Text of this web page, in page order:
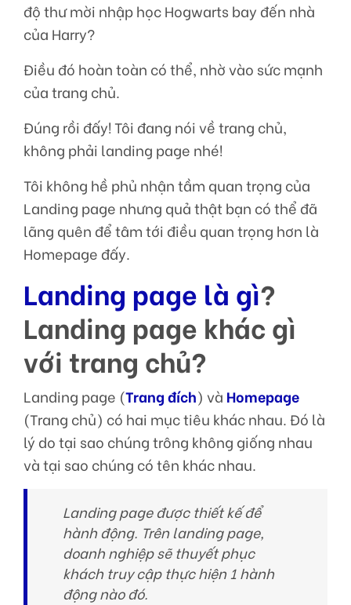
độ thư mời nhập học Hogwarts bay đến nhà
của Harry?
Điều đó hoàn toàn có thể, nhờ vào sức mạnh
của trang chủ.
Đúng rồi đấy! Tôi đang nói về trang chủ,
không phải landing page nhé!
Tôi không hề phủ nhận tầm quan trọng của
Landing page nhưng quả thật bạn có thể đã
lãng quên để tâm tới điều quan trọng hơn là
Homepage đấy.
Landing page là gì?
Landing page khác gì
với trang chủ?
Landing page (Trang đích) và Homepage
(Trang chủ) có hai mục tiêu khác nhau. Đó là
lý do tại sao chúng trông không giống nhau
và tại sao chúng có tên khác nhau.
Landing page được thiết kế để
hành động. Trên landing page,
doanh nghiệp sẽ thuyết phục
khách truy cập thực hiện 1 hành
động nào đó.